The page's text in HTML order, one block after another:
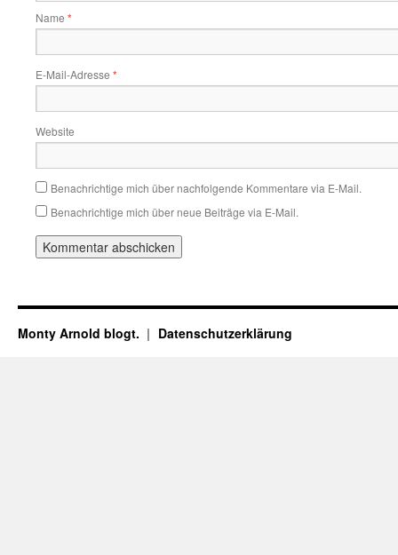
Name *
E-Mail-Adresse *
Website
Benachrichtige mich über nachfolgende Kommentare via E-Mail.
Benachrichtige mich über neue Beiträge via E-Mail.
Monty Arnold blogt. Datenschutz­erklärung